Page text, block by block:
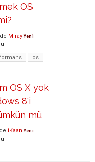
OS
Miray Yeni
os
OS X yok
8'i
mü
iKaan Yeni